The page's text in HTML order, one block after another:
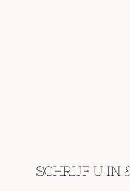
SCHRIJF U